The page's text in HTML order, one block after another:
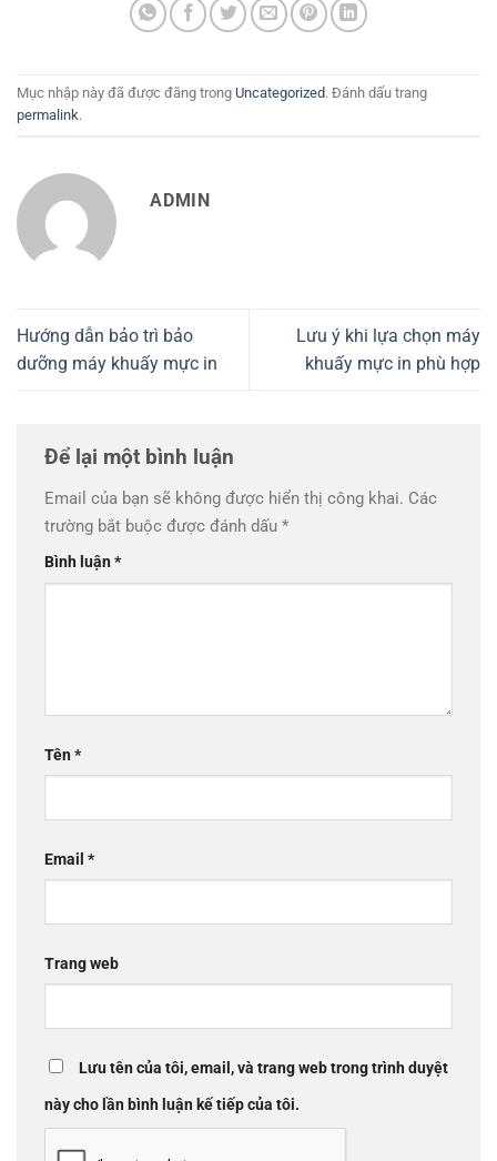
Mục nhập này đã được đăng trong Uncategorized. Đánh dấu trang
permalink.
ADMIN
Hướng dẫn bảo trì bảo
dưỡng máy khuấy mực in
Lưu ý khi lựa chọn máy
khuấy mực in phù hợp
Để lại một bình luận
Email của bạn sẽ không được hiển thị công khai. Các
trường bắt buộc được đánh dấu *
Bình luận*
Tên*
Email *
Trang web
Lưu tên của tôi, email, và trang web trong trình duyệt
này cho lần bình luận kế tiếp của tôi.